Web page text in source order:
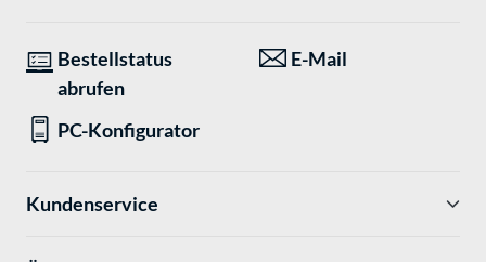
Bestellstatus
abrufen
E-Mail
PC-Konfigurator
Kundenservice